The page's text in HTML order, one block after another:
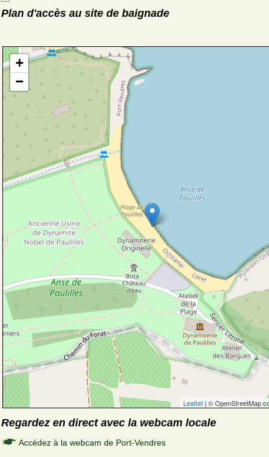
Plan d'accès au site de baignade
+
−
Leaflet | © OpenStreetMap
Regardez en direct avec la webcam locale
Accédez à la webcam de Port-Vendres